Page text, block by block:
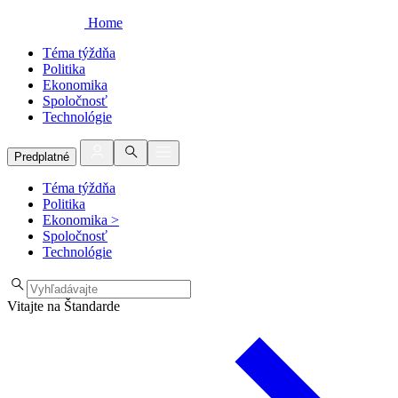
Home
Téma týždňa
Politika
Ekonomika
Spoločnosť
Technológie
Predplatné
Téma týždňa
Politika
Ekonomika >
Spoločnosť
Technológie
Vitajte na Štandarde